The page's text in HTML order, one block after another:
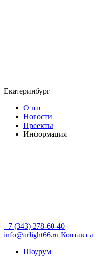
Екатеринбург
О нас
Новости
Проекты
Информация
+7 (343) 278-60-40
info@arlight66.ru Контакты
Шоурум